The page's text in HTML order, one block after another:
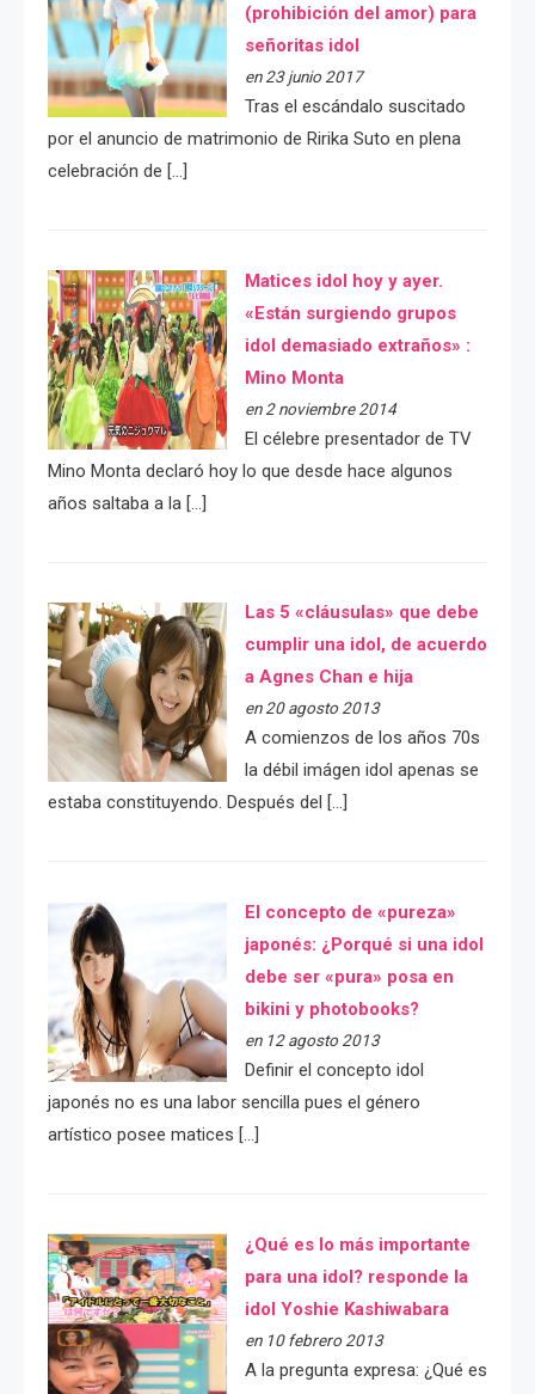
(prohibición del amor) para
señoritas idol
en 23 junio 2017
Tras el escándalo suscitado
por el anuncio de matrimonio de Ririka Suto en plena
celebración de […]
Matices idol hoy y ayer.
«Están surgiendo grupos
idol demasiado extraños» :
Mino Monta
en 2 noviembre 2014
El célebre presentador de TV
Mino Monta declaró hoy lo que desde hace algunos
años saltaba a la […]
Las 5 «cláusulas» que debe
cumplir una idol, de acuerdo
a Agnes Chan e hija
en 20 agosto 2013
A comienzos de los años 70s
la débil imágen idol apenas se
estaba constituyendo. Después del […]
El concepto de «pureza»
japonés: ¿Porqué si una idol
debe ser «pura» posa en
bikini y photobooks?
en 12 agosto 2013
Definir el concepto idol
japonés no es una labor sencilla pues el género
artístico posee matices […]
¿Qué es lo más importante
para una idol? responde la
idol Yoshie Kashiwabara
en 10 febrero 2013
A la pregunta expresa: ¿Qué es